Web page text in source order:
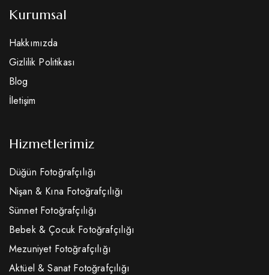
Kurumsal
Hakkımızda
Gizlilik Politikası
Blog
İletişim
Hizmetlerimiz
Düğün Fotoğrafçılığı
Nişan & Kına Fotoğrafçılığı
Sünnet Fotoğrafçılığı
Bebek & Çocuk Fotoğrafçılığı
Mezuniyet Fotoğrafçılığı
Aktüel & Sanat Fotoğrafçılığı